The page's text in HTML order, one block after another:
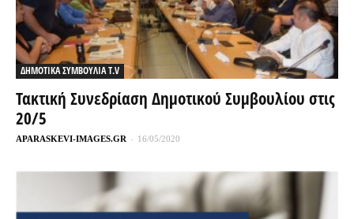
ΔΗΜΟΤΙΚΑ ΣΥΜΒΟΥΛΙΑ T.V
Τακτική Συνεδρίαση Δημοτικού Συμβουλίου στις
20/5
APARASKEVI-IMAGES.GR - 16/05/2020